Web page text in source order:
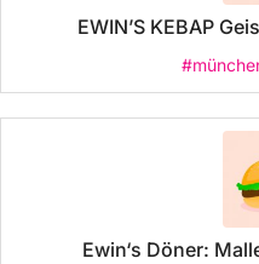
EWIN’S KEBAP
Ewin‘s Döner: